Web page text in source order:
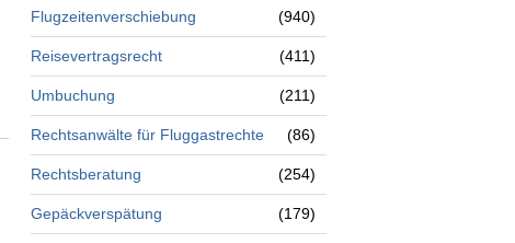
Flugzeitenverschiebung (940)
Reisevertragsrecht (411)
Umbuchung (211)
Rechtsanwälte für Fluggastrechte (86)
Rechtsberatung (254)
Gepäckverspätung (179)